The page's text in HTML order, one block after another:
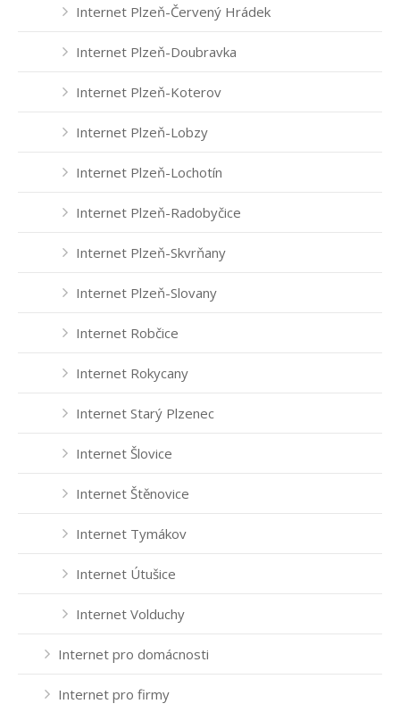
Internet Plzeň-Červený Hrádek
Internet Plzeň-Doubravka
Internet Plzeň-Koterov
Internet Plzeň-Lobzy
Internet Plzeň-Lochotín
Internet Plzeň-Radobyčice
Internet Plzeň-Skvrňany
Internet Plzeň-Slovany
Internet Robčice
Internet Rokycany
Internet Starý Plzenec
Internet Šlovice
Internet Štěnovice
Internet Tymákov
Internet Útušice
Internet Volduchy
Internet pro domácnosti
Internet pro firmy